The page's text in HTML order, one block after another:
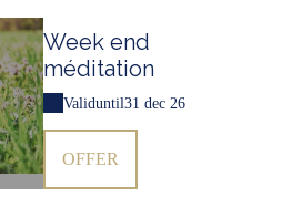
Week end
méditation
Validuntil31 dec 26
OFFER